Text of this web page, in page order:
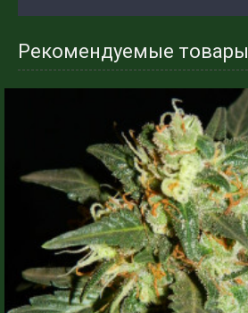
Рекомендуемые товары